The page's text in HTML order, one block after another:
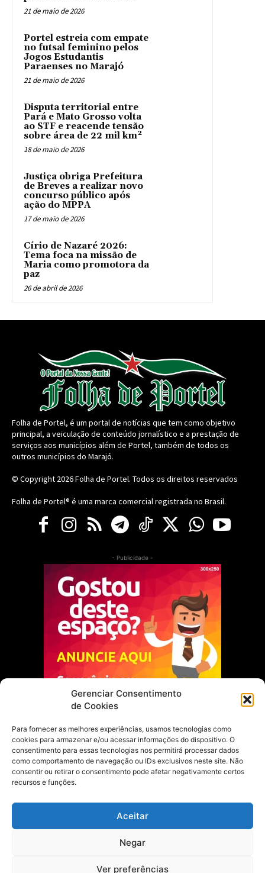
Gerenciar Consentimento
de Cookies
Para fornecer as melhores experiências, usamos tecnologias como
cookies para armazenar e/ou acessar informações do dispositivo. O
consentimento para essas tecnologias nos permitirá processar dados
como comportamento de navegação ou IDs exclusivos neste site. Não
consentir ou retirar o consentimento pode afetar negativamente certos
recursos e funções.
Aceitar
Negar
Ver preferências
21 de maio de 2026
Portel estreia com empate
no futsal feminino pelos
Jogos Estudantis
Paraenses no Marajó
21 de maio de 2026
Disputa territorial entre
Pará e Mato Grosso volta
ao STF e reacende tensão
sobre área de 22 mil km²
18 de maio de 2026
Justiça obriga Prefeitura
de Breves a realizar novo
concurso público após
ação do MPPA
17 de maio de 2026
Círio de Nazaré 2026:
Tema foca na missão de
Maria como promotora da
paz
26 de abril de 2026
Folha de Portel, é um portal de notícias que tem como objetivo
principal, a veiculação de conteúdo jornalístico e a prestação de
serviços aos municípios além de Portel, também de todos os
outros municípios do Marajó.
© Copyright 2026Folha de Portel. Todos os direitos reservados
Folha de Portel® é uma marca comercial registrada no Brasil.
- Publicidade -
Escolha do Editor
Justiça Itinerante garante regularização
fundiária e casamento comunitário para
famílias em Portel
21 de maio de 2026
feminino pelos Jogos Estudantis Paraenses